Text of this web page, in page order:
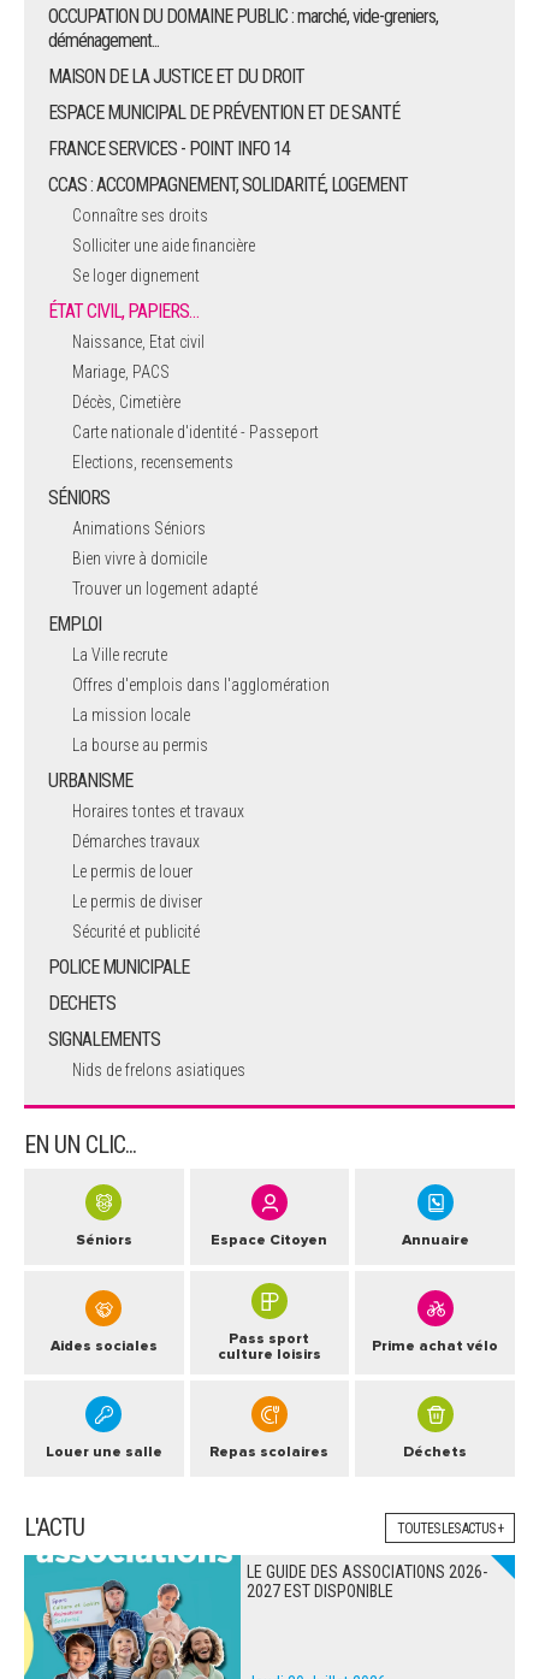
OCCUPATION DU DOMAINE PUBLIC : marché, vide-greniers,
déménagement...
MAISON DE LA JUSTICE ET DU DROIT
ESPACE MUNICIPAL DE PRÉVENTION ET DE SANTÉ
FRANCE SERVICES - POINT INFO 14
CCAS : ACCOMPAGNEMENT, SOLIDARITÉ, LOGEMENT
Connaître ses droits
Solliciter une aide financière
Se loger dignement
ÉTAT CIVIL, PAPIERS…
Naissance, Etat civil
Mariage, PACS
Décès, Cimetière
Carte nationale d'identité - Passeport
Elections, recensements
SÉNIORS
Animations Séniors
Bien vivre à domicile
Trouver un logement adapté
EMPLOI
La Ville recrute
Offres d'emplois dans l'agglomération
La mission locale
La bourse au permis
URBANISME
Horaires tontes et travaux
Démarches travaux
Le permis de louer
Le permis de diviser
Sécurité et publicité
POLICE MUNICIPALE
DECHETS
SIGNALEMENTS
Nids de frelons asiatiques
EN UN CLIC...
Séniors Espace Citoyen Annuaire
Aides sociales
Pass sport
culture loisirs
Prime achat vélo
Louer une salle Repas scolaires Déchets
L'ACTU TOUTES LES ACTUS +
LE GUIDE DES ASSOCIATIONS 2026-
2027 EST DISPONIBLE